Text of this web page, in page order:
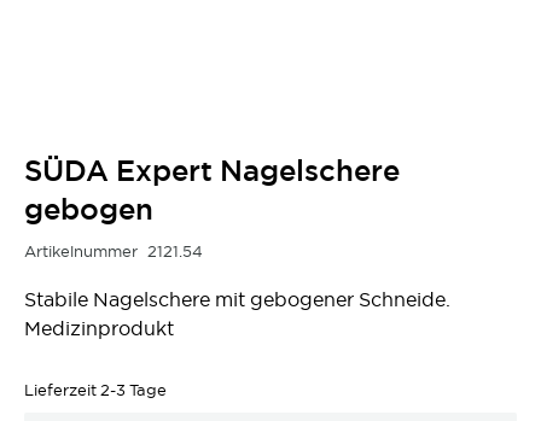
SÜDA Expert Nagelschere
gebogen
Artikelnummer 2121.54
Stabile Nagelschere mit gebogener Schneide.
Medizinprodukt
Lieferzeit 2-3 Tage